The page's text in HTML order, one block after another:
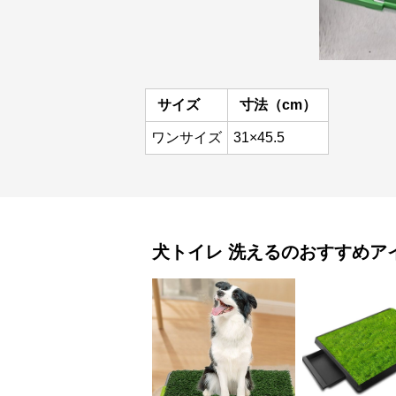
サイズ 寸法（cm）
ワンサイズ 31×45.5
犬トイレ 洗えるのおすすめア